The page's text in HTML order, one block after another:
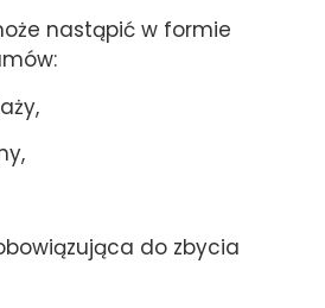
nastąpić w formie
do zbycia